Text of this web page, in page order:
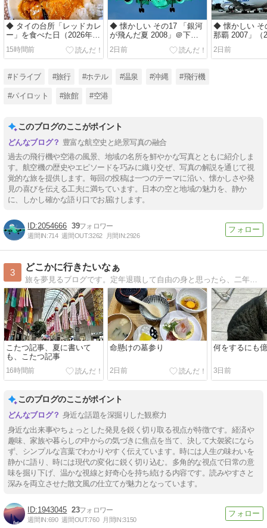
◆ タイの台所「レッドカレ
ー」を食べた日（2026年8
月）
15時間前
◆ 懐かしい その17 「銀河
が飛んだ夏 2008」＠下地
島（2026年7月）
2日前
◆ 懐かしい そ
那覇 2007」（
2日前
#ドライブ #旅行 #ホテル #温泉 #沖縄 #飛行機
#パイロット #旅館 #空港
このブログのここがポイント
豊富な航空史と絶景写真の融合
過去の飛行機や空港の風景、地域の名所を鮮やかな写真とともに紹介しま
す。航空機の歴史やエピソードを巧みに織り交ぜ、写真の解説を通じて視
覚的な旅を提供します。毎回の投稿は一つのテーマに沿い、懐かしさや発
見の喜びを伝える工夫に満ちています。日本の空と地域の魅力を、静か
に、しかし確かな語り口でお届けします。
2054666 39
週間IN:714 週間OUT:3262 月間IN:2926
3
どこかに行きたいなぁ
旅を夢見るブログです。定年退職して自由の身と思ったら、二年間の長期入院。現在、やっと退院してリハビリ中・・
こたつ記事、夏に書いて
も、こたつ記事
16時間前
命懸けの墓参り
2日前
何をするにも
3日前
このブログのここがポイント
身近な話題を深掘りした観察力
身近な出来事やちょっとした発見を鋭く切り取る視点が特徴です。経済や
趣味、家族や暮らしの中からの気づきに焦点を当て、決して大袈裟になら
ず、シンプルな言葉でわかりやすく伝えています。時には人生の味わいを
静かに語り、時には現代の変化に鋭く切り込む。多角的な視点で日常の意
味を掘り下げ、温かな視線と好奇心を持ち続ける内容です。読みやすさと
深みを両立させた散文風の仕立てが魅力となっています。
1943045 23
週間IN:690 週間OUT:760 月間IN:3150